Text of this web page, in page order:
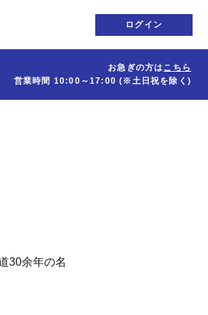
ログイン
お急ぎの方はこちら
営業時間 10:00～17:00(※土日祝を除く)
30余年の名